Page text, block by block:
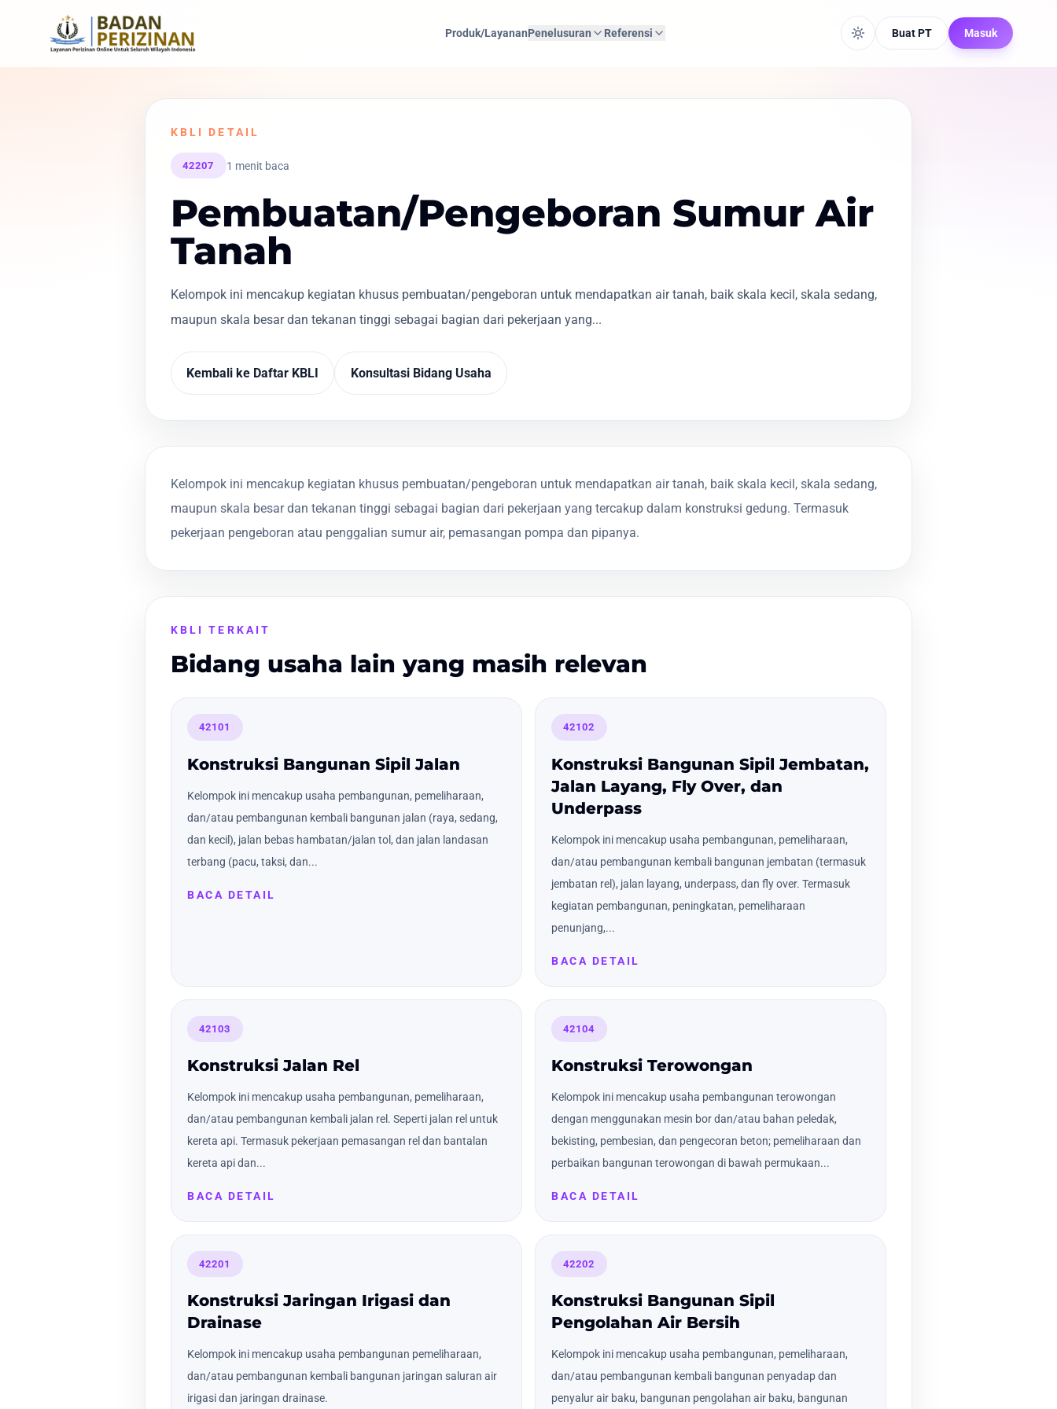
Produk/LayananPenelusuran Referensi Buat PT Masuk
KBLI DETAIL
42207 1 menit baca
Pembuatan/Pengeboran Sumur Air
Tanah
Kelompok ini mencakup kegiatan khusus pembuatan/pengeboran untuk mendapatkan air tanah, baik skala kecil, skala sedang,
maupun skala besar dan tekanan tinggi sebagai bagian dari pekerjaan yang...
Kembali ke Daftar KBLI Konsultasi Bidang Usaha
Kelompok ini mencakup kegiatan khusus pembuatan/pengeboran untuk mendapatkan air tanah, baik skala kecil, skala sedang,
maupun skala besar dan tekanan tinggi sebagai bagian dari pekerjaan yang tercakup dalam konstruksi gedung. Termasuk
pekerjaan pengeboran atau penggalian sumur air, pemasangan pompa dan pipanya.
KBLI TERKAIT
Bidang usaha lain yang masih relevan
42101
Konstruksi Bangunan Sipil Jalan
Kelompok ini mencakup usaha pembangunan, pemeliharaan,
dan/atau pembangunan kembali bangunan jalan (raya, sedang,
dan kecil), jalan bebas hambatan/jalan tol, dan jalan landasan
terbang (pacu, taksi, dan...
BACA DETAIL
42102
Konstruksi Bangunan Sipil Jembatan,
Jalan Layang, Fly Over, dan
Underpass
Kelompok ini mencakup usaha pembangunan, pemeliharaan,
dan/atau pembangunan kembali bangunan jembatan (termasuk
jembatan rel), jalan layang, underpass, dan fly over. Termasuk
kegiatan pembangunan, peningkatan, pemeliharaan
penunjang,...
BACA DETAIL
42103
Konstruksi Jalan Rel
Kelompok ini mencakup usaha pembangunan, pemeliharaan,
dan/atau pembangunan kembali jalan rel. Seperti jalan rel untuk
kereta api. Termasuk pekerjaan pemasangan rel dan bantalan
kereta api dan...
BACA DETAIL
42104
Konstruksi Terowongan
Kelompok ini mencakup usaha pembangunan terowongan
dengan menggunakan mesin bor dan/atau bahan peledak,
bekisting, pembesian, dan pengecoran beton; pemeliharaan dan
perbaikan bangunan terowongan di bawah permukaan...
BACA DETAIL
42201
Konstruksi Jaringan Irigasi dan
Drainase
Kelompok ini mencakup usaha pembangunan pemeliharaan,
dan/atau pembangunan kembali bangunan jaringan saluran air
irigasi dan jaringan drainase.
42202
Konstruksi Bangunan Sipil
Pengolahan Air Bersih
Kelompok ini mencakup usaha pembangunan, pemeliharaan,
dan/atau pembangunan kembali bangunan penyadap dan
penyalur air baku, bangunan pengolahan air baku, bangunan